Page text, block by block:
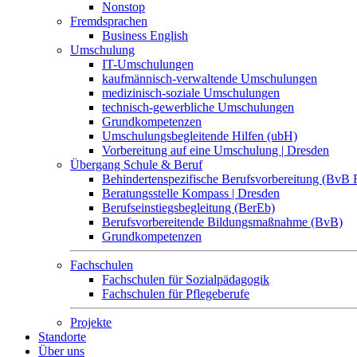
Nonstop
Fremdsprachen
Business English
Umschulung
IT-Umschulungen
kaufmännisch-verwaltende Umschulungen
medizinisch-soziale Umschulungen
technisch-gewerbliche Umschulungen
Grundkompetenzen
Umschulungsbegleitende Hilfen (ubH)
Vorbereitung auf eine Umschulung | Dresden
Übergang Schule & Beruf
Behindertenspezifische Berufsvorbereitung (BvB
Beratungsstelle Kompass | Dresden
Berufseinstiegsbegleitung (BerEb)
Berufsvorbereitende Bildungsmaßnahme (BvB)
Grundkompetenzen
Fachschulen
Fachschulen für Sozialpädagogik
Fachschulen für Pflegeberufe
Projekte
Standorte
Über uns